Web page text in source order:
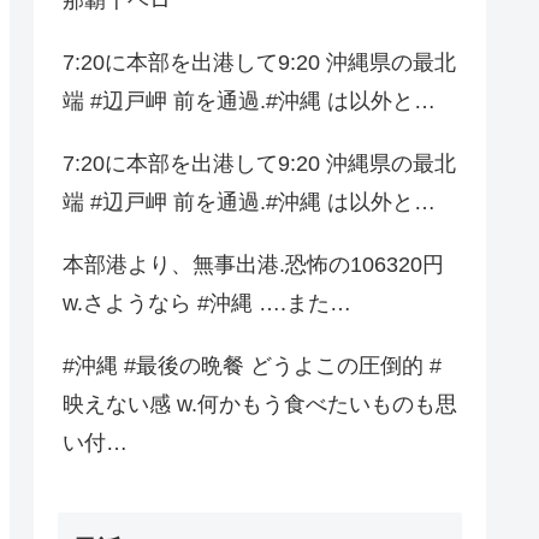
7:20に本部を出港して9:20 沖縄県の最北
端 #辺戸岬 前を通過.#沖縄 は以外と…
7:20に本部を出港して9:20 沖縄県の最北
端 #辺戸岬 前を通過.#沖縄 は以外と…
本部港より、無事出港.恐怖の106320円
w.さようなら #沖縄 ….また…
#沖縄 #最後の晩餐 どうよこの圧倒的 #
映えない感 w.何かもう食べたいものも思
い付…